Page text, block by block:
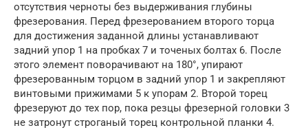
отсутствия черноты без выдерживания глубины
фрезерования. Перед фрезерованием второго торца
для достижения заданной длины устанавливают
задний упор 1 на пробках 7 и точеных болтах 6. После
этого элемент поворачивают на 180°, упирают
фрезерованным торцом в задний упор 1 и закрепляют
винтовыми прижимами 5 к упорам 2. Второй торец
фрезеруют до тех пор, пока резцы фрезерной головки 3
не затронут строганый торец контрольной планки 4.